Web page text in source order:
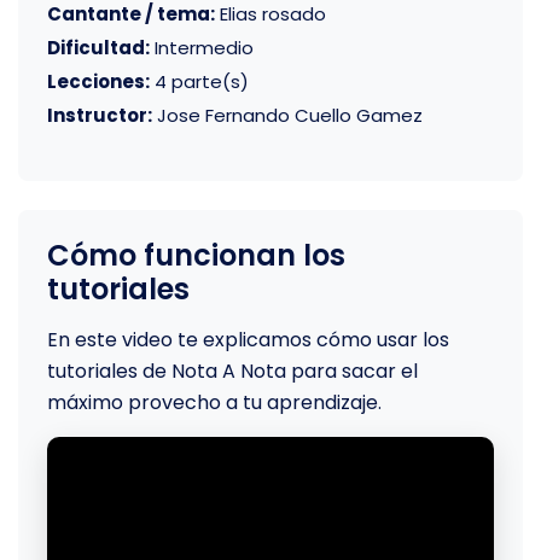
Cantante / tema:Elias rosado
Dificultad:Intermedio
Lecciones: 4 parte(s)
Instructor:Jose Fernando Cuello Gamez
Cómo funcionan los
tutoriales
En este video te explicamos cómo usar los
tutoriales de Nota A Nota para sacar el
máximo provecho a tu aprendizaje.